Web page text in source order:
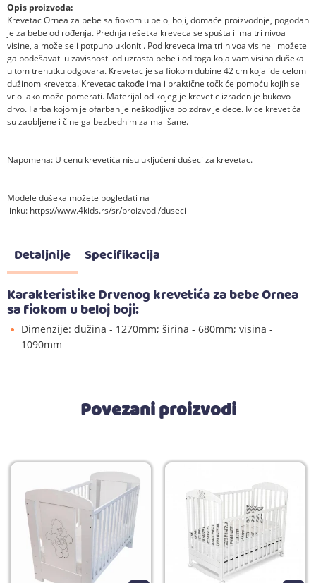
Opis proizvoda:
Krevetac Ornea za bebe sa fiokom u beloj boji, domaće proizvodnje, pogodan
je za bebe od rođenja. Prednja rešetka kreveca se spušta i ima tri nivoa
visine, a može se i potpuno ukloniti. Pod kreveca ima tri nivoa visine i možete
ga podešavati u zavisnosti od uzrasta bebe i od toga koja vam visina dušeka
u tom trenutku odgovara. Krevetac je sa fiokom dubine 42 cm koja ide celom
dužinom krevetca. Krevetac takođe ima i praktične točkiće pomoću kojih se
vrlo lako može pomerati. Materijal od kojeg je krevetic izrađen je bukovo
drvo. Farba kojom je ofarban je neškodljiva po zdravlje dece. Ivice krevetića
su zaobljene i čine ga bezbednim za mališane.
Napomena: U cenu krevetića nisu uključeni dušeci za krevetac.
Modele dušeka možete pogledati na
linku: https://www.4kids.rs/sr/proizvodi/duseci
Detaljnije Specifikacija
Karakteristike Drvenog krevetića za bebe Ornea
sa fiokom u beloj boji:
Dimenzije: dužina - 1270mm; širina - 680mm; visina -
1090mm
Povezani proizvodi